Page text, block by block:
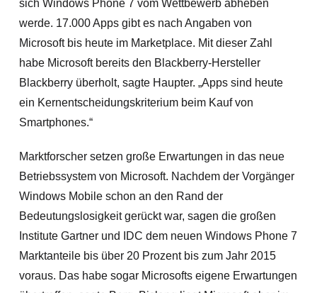
sich Windows Phone 7 vom Wettbewerb abheben
werde. 17.000 Apps gibt es nach Angaben von
Microsoft bis heute im Marketplace. Mit dieser Zahl
habe Microsoft bereits den Blackberry-Hersteller
Blackberry überholt, sagte Haupter. „Apps sind heute
ein Kernentscheidungskriterium beim Kauf von
Smartphones.“
Marktforscher setzen große Erwartungen in das neue
Betriebssystem von Microsoft. Nachdem der Vorgänger
Windows Mobile schon an den Rand der
Bedeutungslosigkeit gerückt war, sagen die großen
Institute Gartner und IDC dem neuen Windows Phone 7
Marktanteile bis über 20 Prozent bis zum Jahr 2015
voraus. Das habe sogar Microsofts eigene Erwartungen